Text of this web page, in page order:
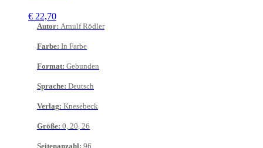
€ 22,70
Autor: Arnulf Rödler
Farbe: In Farbe
Format: Gebunden
Sprache: Deutsch
Verlag: Knesebeck
Größe: 0, 20, 26
Seitenanzahl: 96